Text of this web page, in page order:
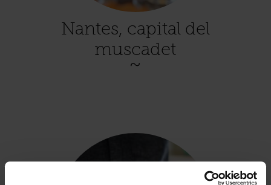
Nantes, capital del
muscadet